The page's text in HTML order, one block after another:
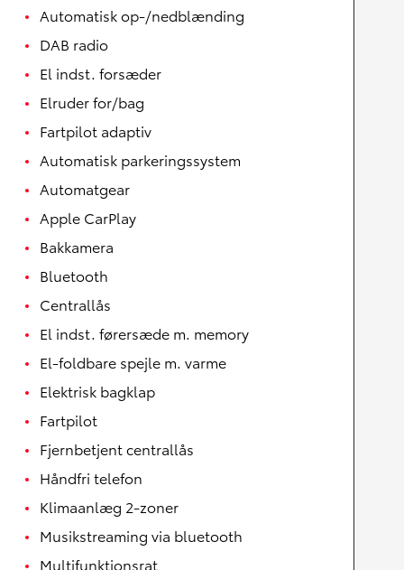
Automatisk op-/nedblænding
DAB radio
El indst. forsæder
Elruder for/bag
Fartpilot adaptiv
Automatisk parkeringssystem
Automatgear
Apple CarPlay
Bakkamera
Bluetooth
Centrallås
El indst. førersæde m. memory
El-foldbare spejle m. varme
Elektrisk bagklap
Fartpilot
Fjernbetjent centrallås
Håndfri telefon
Klimaanlæg 2-zoner
Musikstreaming via bluetooth
Multifunktionsrat